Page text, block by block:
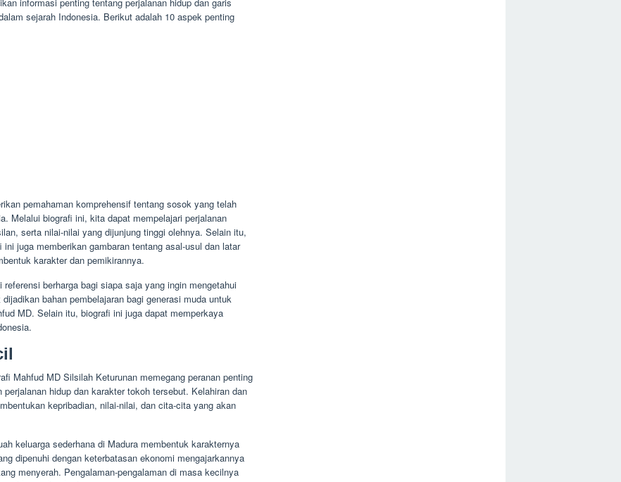
sejarah Indonesia. Berikut adalah 10 aspek penting
pemahaman komprehensif tentang sosok yang telah
Melalui biografi ini, kita dapat mempelajari perjalanan
serta nilai-nilai yang dijunjung tinggi olehnya. Selain itu,
juga memberikan gambaran tentang asal-usul dan latar
karakter dan pemikirannya.
berharga bagi siapa saja yang ingin mengetahui
bahan pembelajaran bagi generasi muda untuk
MD. Selain itu, biografi ini juga dapat memperkaya
Mahfud MD Silsilah Keturunan memegang peranan penting
hidup dan karakter tokoh tersebut. Kelahiran dan
kepribadian, nilai-nilai, dan cita-cita yang akan
keluarga sederhana di Madura membentuk karakternya
dipenuhi dengan keterbatasan ekonomi mengajarkannya
menyerah. Pengalaman-pengalaman di masa kecilnya